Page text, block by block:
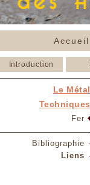
Accueil
Introduction
Le Métal
Techniques
Fer
Bibliographie
Liens